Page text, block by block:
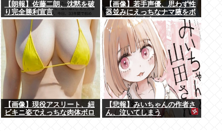
【朗報】佐藤二朗、沈黙を破
り完全勝利宣言
【画像】若手声優、思わず性
器並みにえっちなナマ腋をボ
ロンしてしまうwww
【画像】現役アスリート、紐
ビキニ姿でえっちな肉体ボロ
【悲報】みいちゃんの作者さ
ん、泣いてしまう